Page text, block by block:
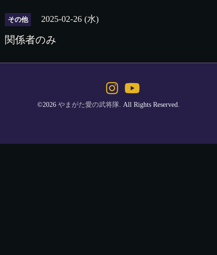
その他 2025-02-26 (水)
関係者のみ
©2026 やまがた愛の武将隊. All Rights Reserved.